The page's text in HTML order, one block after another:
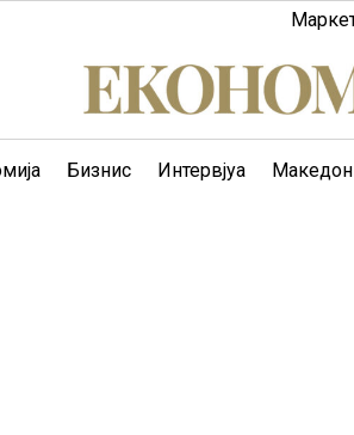
Бизнис Интервјуа